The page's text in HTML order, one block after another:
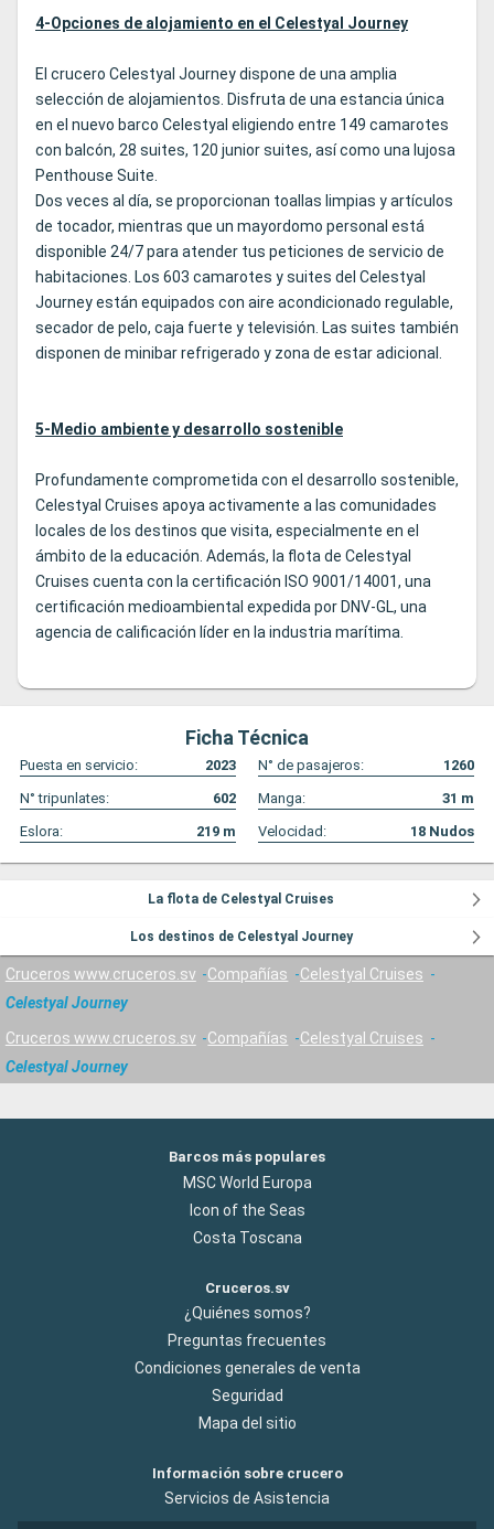
4-Opciones de alojamiento en el Celestyal Journey
El crucero Celestyal Journey dispone de una amplia
selección de alojamientos. Disfruta de una estancia única
en el nuevo barco Celestyal eligiendo entre 149 camarotes
con balcón, 28 suites, 120 junior suites, así como una lujosa
Penthouse Suite.
Dos veces al día, se proporcionan toallas limpias y artículos
de tocador, mientras que un mayordomo personal está
disponible 24/7 para atender tus peticiones de servicio de
habitaciones. Los 603 camarotes y suites del Celestyal
Journey están equipados con aire acondicionado regulable,
secador de pelo, caja fuerte y televisión. Las suites también
disponen de minibar refrigerado y zona de estar adicional.
5-Medio ambiente y desarrollo sostenible
Profundamente comprometida con el desarrollo sostenible,
Celestyal Cruises apoya activamente a las comunidades
locales de los destinos que visita, especialmente en el
ámbito de la educación. Además, la flota de Celestyal
Cruises cuenta con la certificación ISO 9001/14001, una
certificación medioambiental expedida por DNV-GL, una
agencia de calificación líder en la industria marítima.
Ficha Técnica
Puesta en servicio: 2023 N° de pasajeros:
1260
N° tripunlates:
602 Manga: 31 m
Eslora:
219 m Velocidad: 18 Nudos
La flota de Celestyal Cruises
Los destinos de Celestyal Journey
Cruceros www.cruceros.sv Compañías
Celestyal Cruises
Celestyal Journey
Cruceros www.cruceros.sv Compañías
Celestyal Cruises
Celestyal Journey
Barcos más populares
MSC World Europa
Icon of the Seas
Costa Toscana
Cruceros.sv
¿Quiénes somos?
Preguntas frecuentes
Condiciones generales de venta
Seguridad
Mapa del sitio
Información sobre crucero
Servicios de Asistencia